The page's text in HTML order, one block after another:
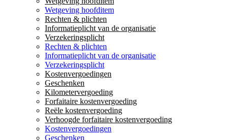
Wetgeving hoofditem
Rechten & plichten
Informatieplicht van de organisatie
Verzekeringsplicht
Rechten & plichten
Informatieplicht van de organisatie
Verzekeringsplicht
Kostenvergoedingen
Geschenken
Kilometervergoeding
Forfaitaire kostenvergoeding
Reële kostenvergoeding
Verhoogde forfaitaire kostenvergoeding
Kostenvergoedingen
Geschenken